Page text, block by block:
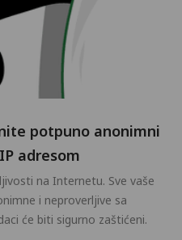
potpuno anonimni
adresom
na Internetu. Sve vaše
i neproverljive sa
će biti sigurno zaštićeni.